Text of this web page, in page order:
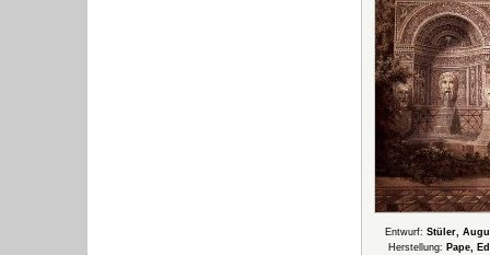
Entwurf: Stüler,
Herstellung: Pape,